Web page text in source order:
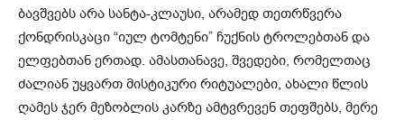
ბავშვებს არა სანტა-კლაუსი, არამედ თეთრწვერა
ქონდრისკაცი “იულ ტომტენი” ჩუქნის ტროლებთან და
ელფებთან ერთად. ამასთანავე, შვედები, რომელთაც
ძალიან უყვართ მისტიკური რიტუალები, ახალი წლის
ღამეს ჯერ მეზობლის კარზე ამტვრევენ თეფშებს, მერე